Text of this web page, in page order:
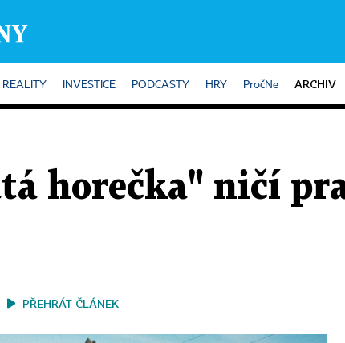
REALITY INVESTICE PODCASTY HRY PročNe ARCHIV
horečka" ničí
PŘEHRÁT ČLÁNEK